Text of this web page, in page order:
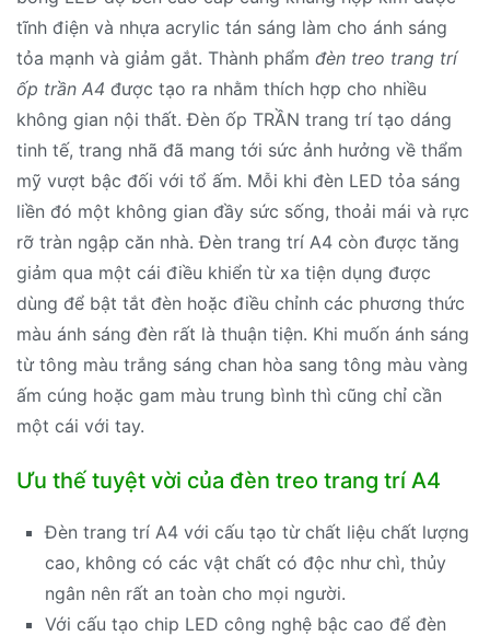
tĩnh điện và nhựa acrylic tán sáng làm cho ánh sáng
tỏa mạnh và giảm gắt. Thành phẩm đèn treo trang trí
ốp trần A4 được tạo ra nhằm thích hợp cho nhiều
không gian nội thất. Đèn ốp TRẦN trang trí tạo dáng
tinh tế, trang nhã đã mang tới sức ảnh hưởng về thẩm
mỹ vượt bậc đối với tổ ấm. Mỗi khi đèn LED tỏa sáng
liền đó một không gian đầy sức sống, thoải mái và rực
rỡ tràn ngập căn nhà. Đèn trang trí A4 còn được tăng
giảm qua một cái điều khiển từ xa tiện dụng được
dùng để bật tắt đèn hoặc điều chỉnh các phương thức
màu ánh sáng đèn rất là thuận tiện. Khi muốn ánh sáng
từ tông màu trắng sáng chan hòa sang tông màu vàng
ấm cúng hoặc gam màu trung bình thì cũng chỉ cần
một cái với tay.
Ưu thế tuyệt vời của đèn treo trang trí A4
Đèn trang trí A4 với cấu tạo từ chất liệu chất lượng
cao, không có các vật chất có độc như chì, thủy
ngân nên rất an toàn cho mọi người.
Với cấu tạo chip LED công nghệ bậc cao để đèn